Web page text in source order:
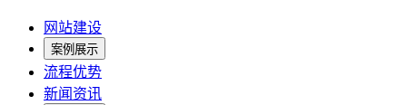
网站建设
案例展示
流程优势
新闻资讯